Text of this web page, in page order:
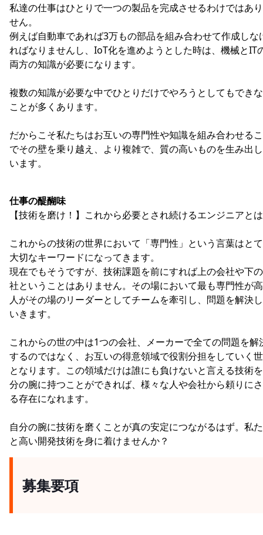
私達の仕事はひとりで一つの製品を完成させるわけではあ
せん。
例えば自動車であれば3万もの部品を組み合わせて作成しな
ればなりませんし、IoT化を進めようとした時は、機械とIT
両方の知識が必要になります。
複数の知識が必要な中でひとりだけでやろうとしてもでき
ことが多くあります。
だからこそ私たちはお互いの専門性や知識を組み合わせる
でその壁を乗り越え、より複雑で、質の高いものを生み出
います。
仕事の醍醐味
【技術を磨け！】これから必要とされ続けるエンジニアと
これからの技術の世界において「専門性」という言葉はと
大切なキーワードになってきます。
現在でもそうですが、技術課題を前にすれば上の会社や下
社ということはありません。その場において最も専門性が
人がその場のリーダーとしてチームを牽引し、問題を解決
いきます。
これからの世の中は1つの会社、メーカーで全ての問題を解
するのではなく、お互いの得意領域で役割分担をしていく
となります。この領域だけは誰にも負けないと言える技術
分の腕に持つことができれば、様々な人や会社から頼りに
る存在になれます。
自分の腕に技術を磨くことが真の安定につながるはず。私
と高い開発技術を身に着けませんか？
募集要項